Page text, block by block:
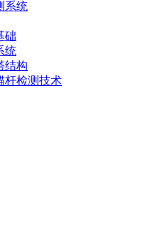
系统
础
统
结构
杆检测技术